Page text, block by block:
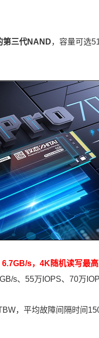
第三代NAND，容量可选
s，4K随机读写最
s、55万IOPS、70万
，平均故障间隔时间